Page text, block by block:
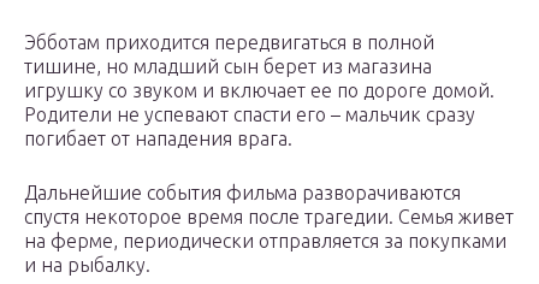
Эбботам приходится передвигаться в полной
тишине, но младший сын берет из магазина
игрушку со звуком и включает ее по дороге домой.
Родители не успевают спасти его – мальчик сразу
погибает от нападения врага.
Дальнейшие события фильма разворачиваются
спустя некоторое время после трагедии. Семья живет
на ферме, периодически отправляется за покупками
и на рыбалку.